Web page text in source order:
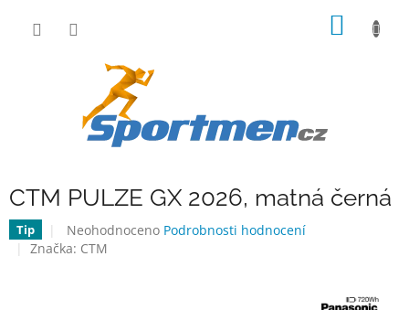
CTM PULZE GX 2026, matná černá
Tip
Průměrné
hodnocení
Neohodnoceno Podrobnosti hodnocení
Značka: CTM